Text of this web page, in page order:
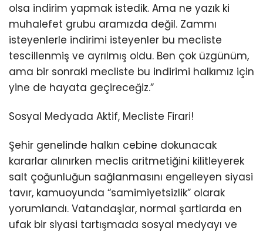
olsa indirim yapmak istedik. Ama ne yazık ki
muhalefet grubu aramızda değil. Zammı
isteyenlerle indirimi isteyenler bu mecliste
tescillenmiş ve ayrılmış oldu. Ben çok üzgünüm,
ama bir sonraki mecliste bu indirimi halkımız için
yine de hayata geçireceğiz.”
Sosyal Medyada Aktif, Mecliste Firari!
Şehir genelinde halkın cebine dokunacak
kararlar alınırken meclis aritmetiğini kilitleyerek
salt çoğunluğun sağlanmasını engelleyen siyasi
tavır, kamuoyunda “samimiyetsizlik” olarak
yorumlandı. Vatandaşlar, normal şartlarda en
ufak bir siyasi tartışmada sosyal medyayı ve